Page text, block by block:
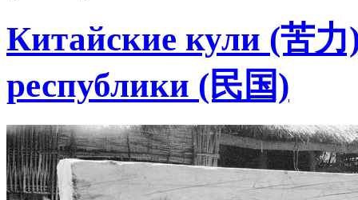
Китайские кули (苦
республики (民国)